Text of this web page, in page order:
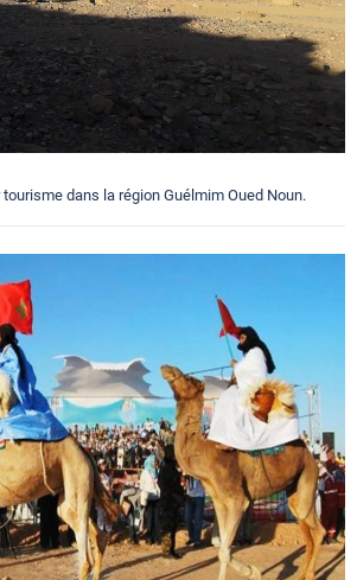
dans la région Guélmim Oued Noun.